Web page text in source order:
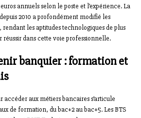
annuels selon le poste et l’expérience. La
2010 a profondément modifié les
les aptitudes technologiques de plus
réussir dans cette voie professionnelle.
banquier : formation et
accéder aux métiers bancaires s’articule
de formation, du bac+2 au bac+5. Les BTS